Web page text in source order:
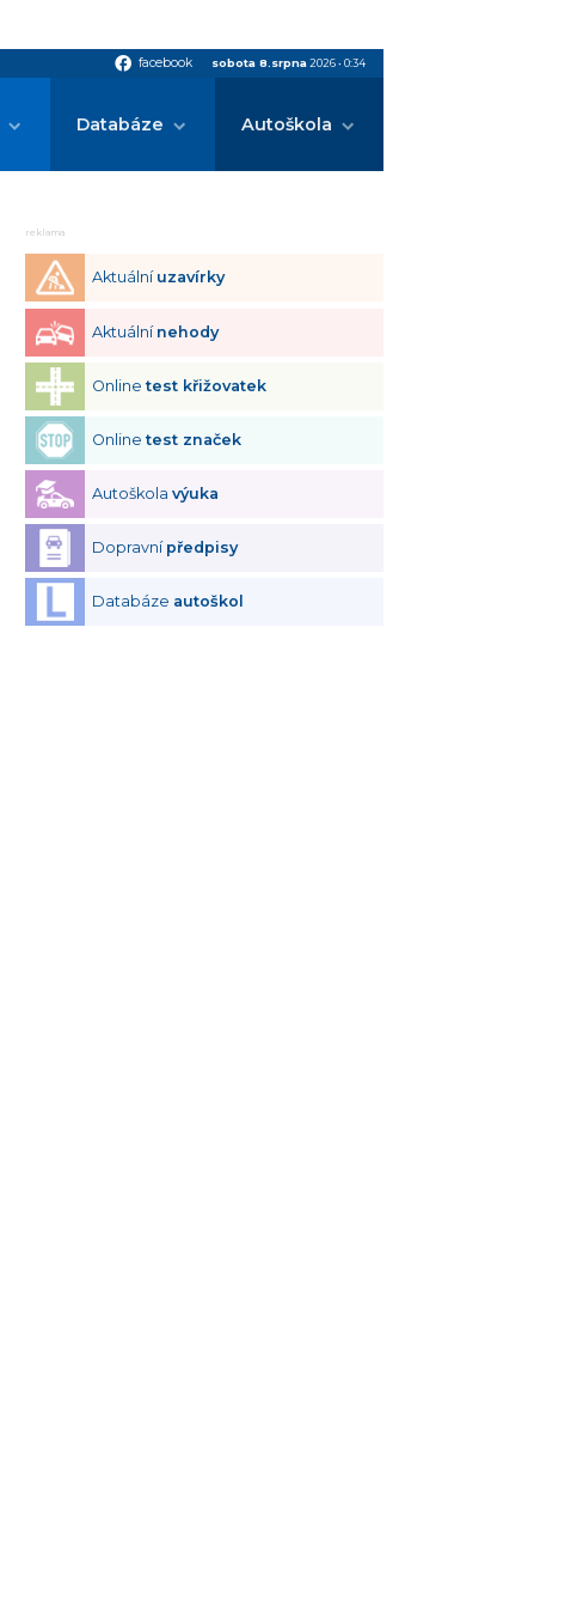
facebook facebook sobota 8.srpna 2026• 0:34
Databáze Autoškola
reklama
Aktuální uzavírky
Aktuální nehody
Onlinetest křižovatek
Onlinetest značek
Autoškolavýuka
Dopravní předpisy
Databáze autoškol